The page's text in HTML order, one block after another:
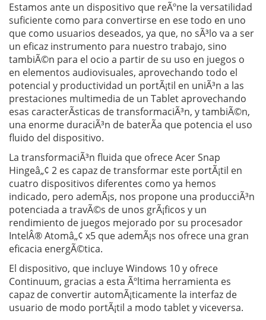
Estamos ante un dispositivo que reÃºne la versatilidad
suficiente como para convertirse en ese todo en uno
que como usuarios deseados, ya que, no sÃ³lo va a ser
un eficaz instrumento para nuestro trabajo, sino
tambiÃ©n para el ocio a partir de su uso en juegos o
en elementos audiovisuales, aprovechando todo el
potencial y productividad un portÃ¡til en uniÃ³n a las
prestaciones multimedia de un Tablet aprovechando
esas caracterÃ­sticas de transformaciÃ³n, y tambiÃ©n,
una enorme duraciÃ³n de baterÃ­a que potencia el uso
fluido del dispositivo.
La transformaciÃ³n fluida que ofrece Acer Snap
Hingeâ„¢ 2 es capaz de transformar este portÃ¡til en
cuatro dispositivos diferentes como ya hemos
indicado, pero ademÃ¡s, nos propone una producciÃ³n
potenciada a travÃ©s de unos grÃ¡ficos y un
rendimiento de juegos mejorado por su procesador
IntelÂ® Atomâ„¢ x5 que ademÃ¡s nos ofrece una gran
eficacia energÃ©tica.
El dispositivo, que incluye Windows 10 y ofrece
Continuum, gracias a esta Ãºltima herramienta es
capaz de convertir automÃ¡ticamente la interfaz de
usuario de modo portÃ¡til a modo tablet y viceversa.